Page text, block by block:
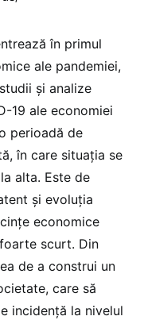
în primul
ale pandemiei,
și analize
19 ale economiei
perioadă de
în care situația se
alta. Este de
și evoluția
economice
scurt. Din
de a construi un
care să
incidență la nivelul